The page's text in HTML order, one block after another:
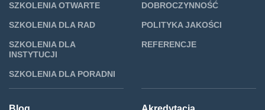
SZKOLENIA OTWARTE
SZKOLENIA DLA RAD
SZKOLENIA DLA
INSTYTUCJI
SZKOLENIA DLA PORADNI
DOBROCZYNNOŚĆ
POLITYKA JAKOŚCI
REFERENCJE